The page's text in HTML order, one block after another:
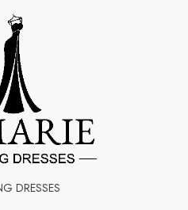
DRESSES